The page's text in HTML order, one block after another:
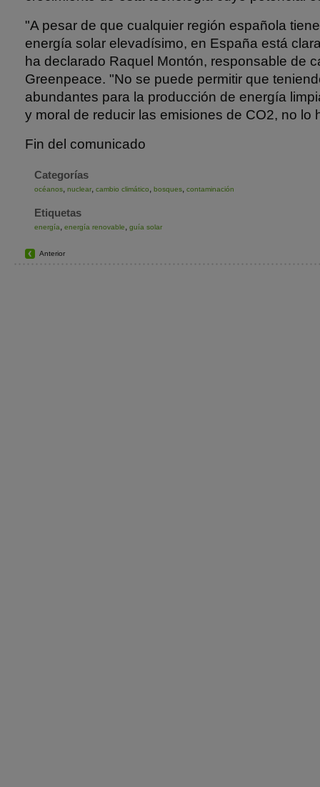
"A pesar de que cualquier región española
energía solar elevadísimo, en España está
ha declarado Raquel Montón, responsable de
Greenpeace. "No se puede permitir que
abundantes para la producción de energía
y moral de reducir las emisiones de CO2, no lo
Fin del comunicado
Categorías
océanos, nuclear, cambio climático, bosques, contaminación
Etiquetas
energía, energía renovable, guía solar
Anterior